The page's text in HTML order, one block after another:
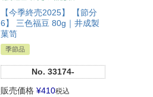
【今季終売2025】 【節分
6】 三色福豆 80g｜井成製
菓笥
季節品
No. 33174-
販売価格 ¥410税込